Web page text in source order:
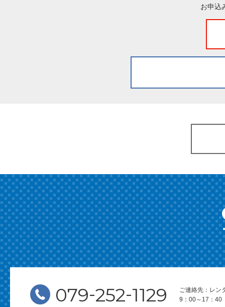
お申込
079-252-1129
ご連絡先：レン
9：00～17：